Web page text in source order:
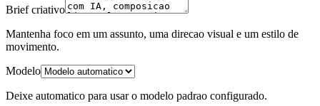
Brief criativo
Mantenha foco em um assunto, uma direcao visual e um estilo de
movimento.
Modelo
Deixe automatico para usar o modelo padrao configurado.